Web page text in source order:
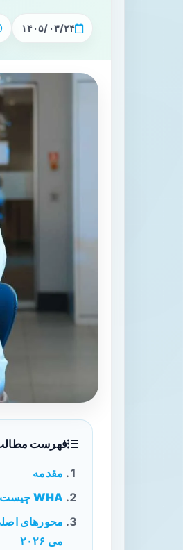
۱۴۰۵/۰۳/۲۴
فهرست
مقدمه
WHA چیست و چرا اهمیت دارد؟
می ۲۰۲۶